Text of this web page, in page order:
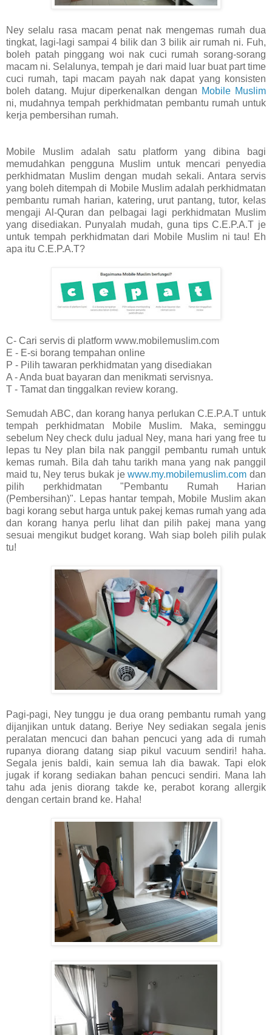
Ney selalu rasa macam penat nak mengemas rumah dua
tingkat, lagi-lagi sampai 4 bilik dan 3 bilik air rumah ni. Fuh,
boleh patah pinggang woi nak cuci rumah sorang-sorang
macam ni. Selalunya, tempah je dari maid luar buat part time
cuci rumah, tapi macam payah nak dapat yang konsisten
boleh datang. Mujur diperkenalkan dengan Mobile Muslim
ni, mudahnya tempah perkhidmatan pembantu rumah untuk
kerja pembersihan rumah.
Mobile Muslim adalah satu platform yang dibina bagi
memudahkan pengguna Muslim untuk mencari penyedia
perkhidmatan Muslim dengan mudah sekali. Antara servis
yang boleh ditempah di Mobile Muslim adalah perkhidmatan
pembantu rumah harian, katering, urut pantang, tutor, kelas
mengaji Al-Quran dan pelbagai lagi perkhidmatan Muslim
yang disediakan. Punyalah mudah, guna tips C.E.P.A.T je
untuk tempah perkhidmatan dari Mobile Muslim ni tau! Eh
apa itu C.E.P.A.T?
C- Cari servis di platform www.mobilemuslim.com
E - E-si borang tempahan online
P - Pilih tawaran perkhidmatan yang disediakan
A - Anda buat bayaran dan menikmati servisnya.
T - Tamat dan tinggalkan review korang.
Semudah ABC, dan korang hanya perlukan C.E.P.A.T untuk
tempah perkhidmatan Mobile Muslim. Maka, seminggu
sebelum Ney check dulu jadual Ney, mana hari yang free tu
lepas tu Ney plan bila nak panggil pembantu rumah untuk
kemas rumah. Bila dah tahu tarikh mana yang nak panggil
maid tu, Ney terus bukak jewww.my.mobilemuslim.com dan
pilih perkhidmatan "Pembantu Rumah Harian
(Pembersihan)". Lepas hantar tempah, Mobile Muslim akan
bagi korang sebut harga untuk pakej kemas rumah yang ada
dan korang hanya perlu lihat dan pilih pakej mana yang
sesuai mengikut budget korang. Wah siap boleh pilih pulak
tu!
Pagi-pagi, Ney tunggu je dua orang pembantu rumah yang
dijanjikan untuk datang. Beriye Ney sediakan segala jenis
peralatan mencuci dan bahan pencuci yang ada di rumah
rupanya diorang datang siap pikul vacuum sendiri! haha.
Segala jenis baldi, kain semua lah dia bawak. Tapi elok
jugak if korang sediakan bahan pencuci sendiri. Mana lah
tahu ada jenis diorang takde ke, perabot korang allergik
dengan certain brand ke. Haha!